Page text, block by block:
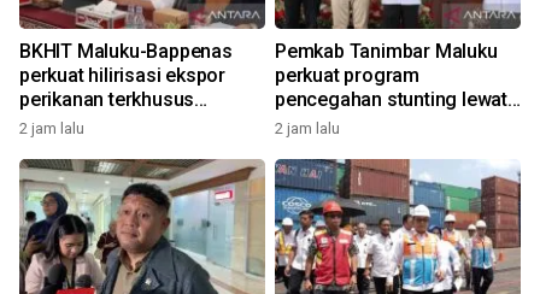
BKHIT Maluku-Bappenas
perkuat hilirisasi ekspor
perikanan terkhusus
komoditas TCT
2 jam lalu
Pemkab Tanimbar Maluku
perkuat program
pencegahan stunting lewat
Genting 2026
2 jam lalu